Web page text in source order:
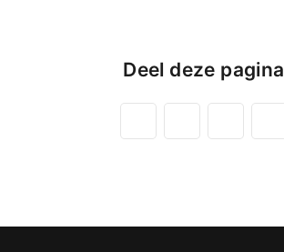
Deel deze pagina